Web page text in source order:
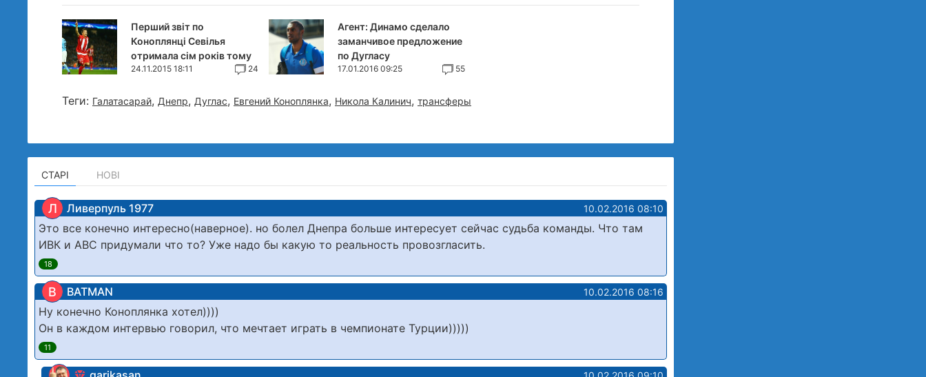
Перший звіт по
Коноплянці Севілья
отримала сім років тому
24.11.2015 18:11 24
Агент: Динамо сделало
заманчивое предложение
по Дугласу
17.01.2016 09:25 55
Теги: Галатасарай, Днепр, Дуглас, Евгений Коноплянка, Никола Калинич, трансферы
СТАРІ НОВІ
Л Ливерпуль 1977 10.02.2016 08:10
Это все конечно интересно(наверное). но болел Днепра больше интересует сейчас судьба команды. Что там
ИВК и АВС придумали что то? Уже надо бы какую то реальность провозгласить.
18
B BATMAN 10.02.2016 08:16
Ну конечно Коноплянка хотел))))
Он в каждом интервью говорил, что мечтает играть в чемпионате Турции)))))
11